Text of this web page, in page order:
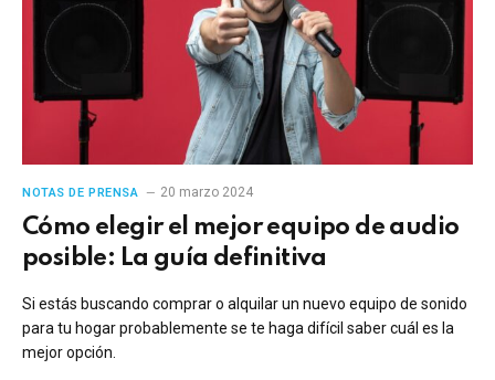
NOTAS DE PRENSA 20 marzo 2024
Cómo elegir el mejor equipo de audio
posible: La guía definitiva
Si estás buscando comprar o alquilar un nuevo equipo de sonido
para tu hogar probablemente se te haga difícil saber cuál es la
mejor opción.